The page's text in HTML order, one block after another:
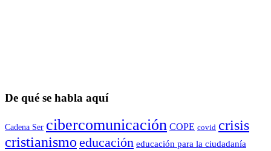
De qué se habla aquí
Cadena Ser cibercomunicación COPE covid crisis
cristianismo educación educación para la ciudadaní­a